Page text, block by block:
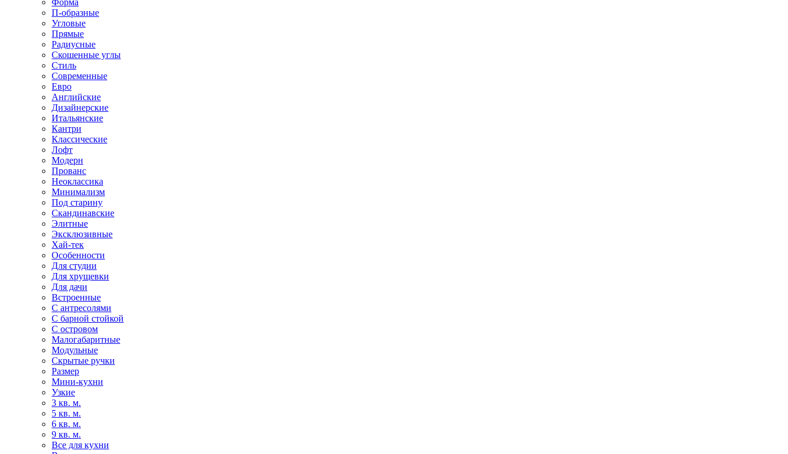
П-образные
Угловые
Прямые
Радиусные
Скошенные углы
Стиль
Современные
Евро
Английские
Дизайнерские
Итальянские
Кантри
Классические
Лофт
Модерн
Прованс
Неоклассика
Минимализм
Под старину
Скандинавские
Элитные
Эксклюзивные
Хай-тек
Особенности
Для студии
Для хрущевки
Для дачи
Встроенные
С антресолями
С барной стойкой
С островом
Малогабаритные
Модульные
Скрытые ручки
Размер
Мини-кухни
Узкие
3 кв. м.
5 кв. м.
6 кв. м.
9 кв. м.
Все для кухни